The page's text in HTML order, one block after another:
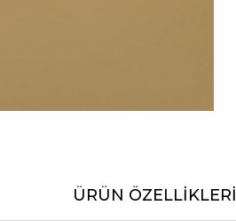
ÜRÜN ÖZELLIKLERI